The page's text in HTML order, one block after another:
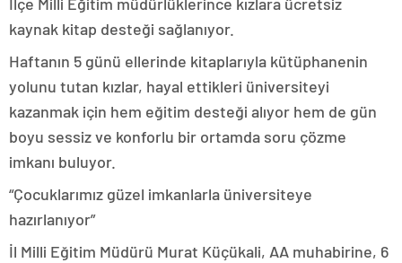
kaynak kitap desteği sağlanıyor.
Haftanın 5 günü ellerinde kitaplarıyla kütüphanenin
yolunu tutan kızlar, hayal ettikleri üniversiteyi
kazanmak için hem eğitim desteği alıyor hem de gün
boyu sessiz ve konforlu bir ortamda soru çözme
imkanı buluyor.
“Çocuklarımız güzel imkanlarla üniversiteye
hazırlanıyor”
İl Milli Eğitim Müdürü Murat Küçükali, AA muhabirine, 6